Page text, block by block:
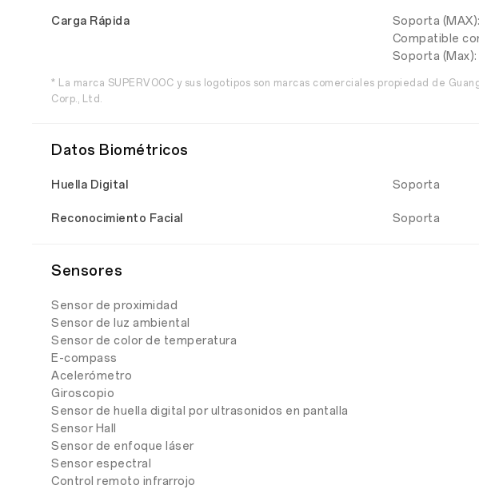
Carga Rápida Soporta
Compatible
Soporta (Max):
* La marca SUPERVOOC y sus logotipos son marcas comerciales propiedad de
Corp., Ltd.
Datos Biométricos
Huella Digital Soporta
Reconocimiento Facial Soporta
Sensores
Sensor de proximidad
Sensor de luz ambiental
Sensor de color de temperatura
E-compass
Acelerómetro
Giroscopio
Sensor de huella digital por ultrasonidos en pantalla
Sensor Hall
Sensor de enfoque láser
Sensor espectral
Control remoto infrarrojo